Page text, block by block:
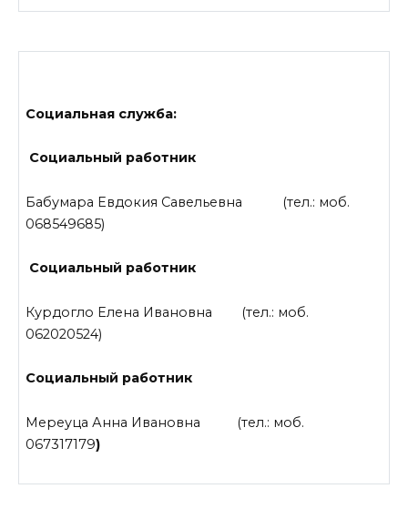
Социальная служба:
Социальный работник
Бабумара Евдокия Савельевна (тел.: моб.
068549685)
Социальный работник
Курдогло Елена Ивановна (тел.: моб.
062020524)
Социальный работник
Мереуца Анна Ивановна (тел.: моб.
067317179)